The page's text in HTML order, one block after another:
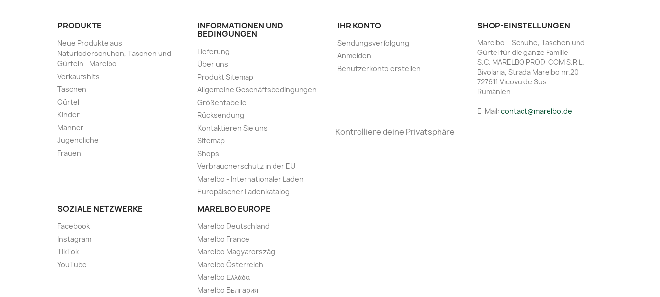
PRODUKTE
Neue Produkte aus
Naturlederschuhen, Taschen und
Gürteln - Marelbo
Verkaufshits
Taschen
Gürtel
Kinder
Männer
Jugendliche
Frauen
INFORMATIONEN UND
BEDINGUNGEN
Lieferung
Über uns
Produkt Sitemap
Allgemeine Geschäftsbedingungen
Größentabelle
Rücksendung
Kontaktieren Sie uns
Sitemap
Shops
Verbraucherschutz in der EU
Marelbo - Internationaler Laden
Europäischer Ladenkatalog
SOZIALE NETZWERKE
Facebook
Instagram
TikTok
YouTube
MARELBO EUROPE
Marelbo Deutschland
Marelbo France
Marelbo Magyarország
Marelbo Österreich
Marelbo Ελλάδα
Marelbo България
IHR KONTO
Sendungsverfolgung
Anmelden
Benutzerkonto erstellen
SHOP-EINSTELLUNGEN
Marelbo – Schuhe, Taschen und
Gürtel für die ganze Familie
S.C. MARELBO PROD-COM S.R.L.
Bivolaria, Strada Marelbo nr.20
727611 Vicovu de Sus
Rumänien
E-Mail: contact@marelbo.de
Kontrolliere deine Privatsphäre